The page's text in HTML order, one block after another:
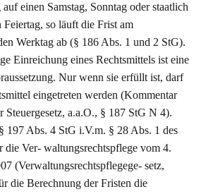
auf einen Samstag, Sonntag oder staatlich
Feiertag, so läuft die Frist am
Werktag ab (§ 186 Abs. 1 und 2 StG).
Einreichung eines Rechtsmittels ist eine
Nur wenn sie erfüllt ist, darf
eingetreten werden (Kommentar
Steuergesetz, a.a.O., § 187 StG N 4).
197 Abs. 4 StG i.V.m. § 28 Abs. 1 des
die Ver- waltungsrechtspflege vom 4.
(Verwaltungsrechtspflegege- setz,
die Berechnung der Fristen die